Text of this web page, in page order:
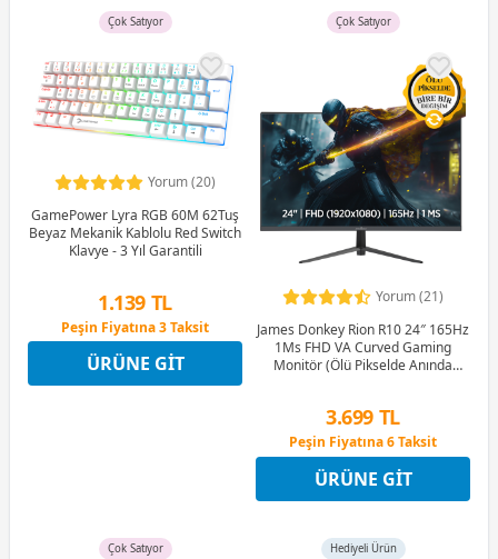
Çok Satıyor
Yorum (20)
GamePower Lyra RGB 60M 62Tuş
Beyaz Mekanik Kablolu Red Switch
Klavye - 3 Yıl Garantili
1.139 TL
Peşin Fiyatına 3 Taksit
12 Ay x 134 TL taksitle
Peşin Fiyatına 3 Taksit
ÜRÜNE GIT
Çok Satıyor
Yorum (21)
James Donkey Rion R10 24″ 165Hz
1Ms FHD VA Curved Gaming
Monitör (Ölü Pikselde Anında
3.699 TL
Peşin Fiyatına 6 Taksit
12 Ay x 435 TL taksitle
Peşin Fiyatına 6 Taksit
ÜRÜNE GIT
Çok Satıyor Hediyeli Ürün